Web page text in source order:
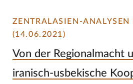
ZENTRALASIEN-ANALYSEN
(14.06.2021)
Von der Regionalmacht
iranisch-usbekische